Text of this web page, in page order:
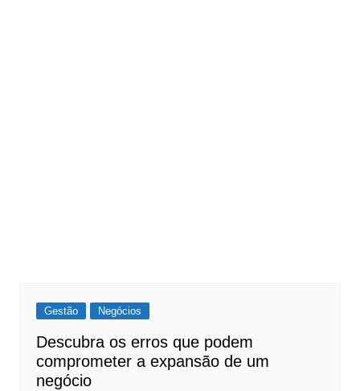
Gestão Negócios
Descubra os erros que podem
comprometer a expansão de um
negócio